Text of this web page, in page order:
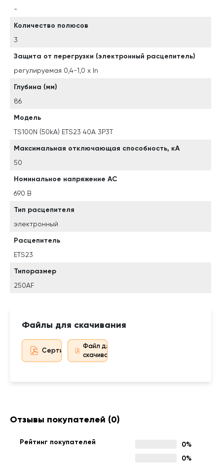
-
Количество полюсов
3
Защита от перегрузки (электронный расцепитель)
регулируемая 0,4-1,0 x In
Глубина (мм)
86
Модель
TS100N (50kA) ETS23 40A 3P3T
Максимальная отключающая способность, кА
50
Номинальное напряжение АС
690 В
Тип расцепителя
электронный
Расцепитель
ETS23
Типоразмер
250AF
Файлы для скачивания
Сертификат дистрибьютора
Файл для
скачивания
Отзывы покупателей (0)
Рейтинг покупателей
0%
0%